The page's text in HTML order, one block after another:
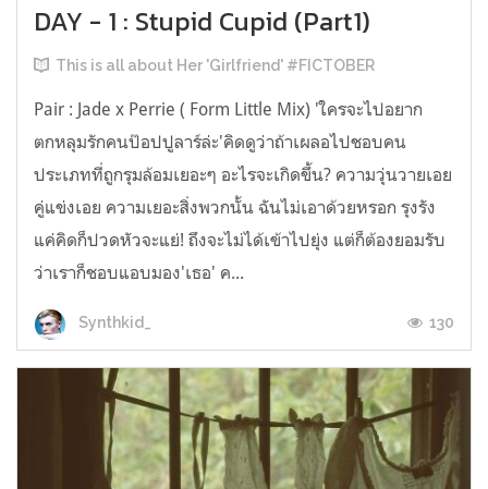
DAY - 1 : Stupid Cupid (Part1)
This is all about Her 'Girlfriend' #FICTOBER
Pair : Jade x Perrie ( Form Little Mix) 'ใครจะไปอยาก
ตกหลุมรักคนป๊อปปูลาร์ล่ะ'คิดดูว่าถ้าเผลอไปชอบคน
ประเภทที่ถูกรุมล้อมเยอะๆ อะไรจะเกิดขึ้น? ความวุ่นวายเอย
คู่แข่งเอย ความเยอะสิ่งพวกนั้น ฉันไม่เอาด้วยหรอก รุงรัง
แค่คิดก็ปวดหัวจะแย่! ถึงจะไม่ได้เข้าไปยุ่ง แต่ก็ต้องยอมรับ
ว่าเราก็ชอบแอบมอง'เธอ' ค...
Synthkid_ 130